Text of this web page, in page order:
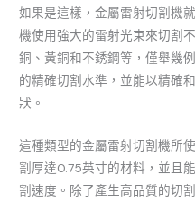
如果是這樣，金屬雷射切割機
機使用強大的雷射光束來切割
銅、黃銅和不銹鋼等，僅舉幾
的精確切割水準，並能以精確
狀。
這種類型的金屬雷射切割機所
割厚達0.75英寸的材料，並且
割速度。除了產生高品質的切